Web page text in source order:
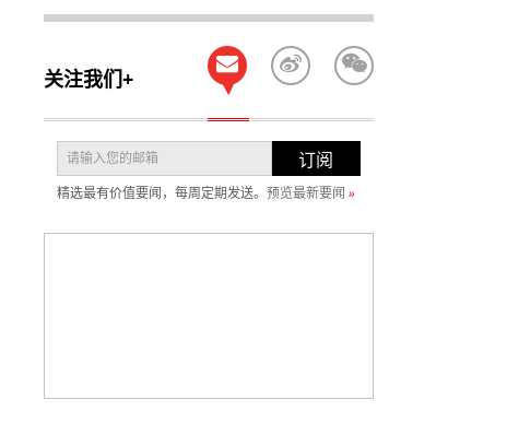
关注我们+
订阅
精选最有价值要闻，每周定期发送。 预览最新要闻 »